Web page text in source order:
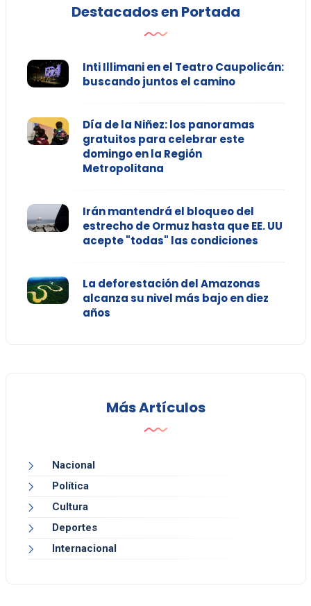
Destacados en Portada
Inti Illimani en el Teatro Caupolicán:
buscando juntos el camino
Día de la Niñez: los panoramas
gratuitos para celebrar este
domingo en la Región
Metropolitana
Irán mantendrá el bloqueo del
estrecho de Ormuz hasta que EE. UU
acepte "todas" las condiciones
La deforestación del Amazonas
alcanza su nivel más bajo en diez
años
Más Artículos
Nacional
Política
Cultura
Deportes
Internacional